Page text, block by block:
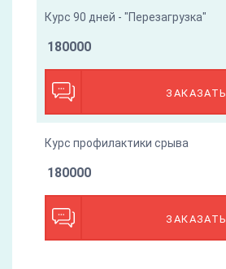
Курс 90 дней - "Перезагрузка"
ЗАКАЗАТЬ
180000
Курс профилактики срыва
ЗАКАЗАТЬ
180000